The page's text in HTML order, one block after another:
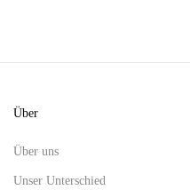
Über
Über uns
Unser Unterschied